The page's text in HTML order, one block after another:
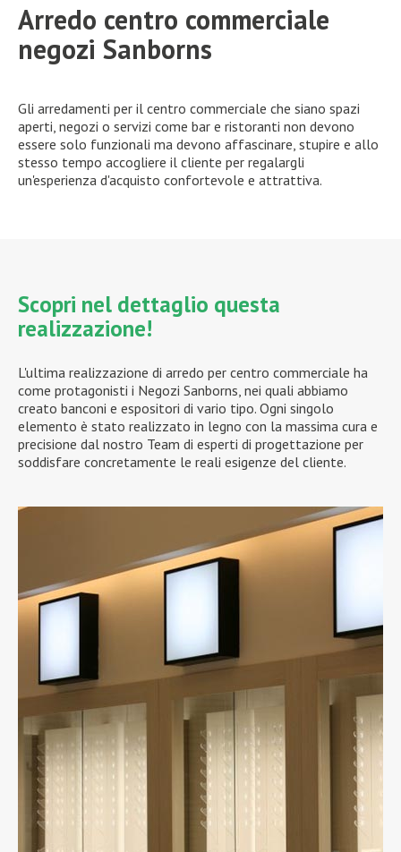
Arredo centro commerciale
negozi Sanborns
Gli arredamenti per il centro commerciale che siano spazi
aperti, negozi o servizi come bar e ristoranti non devono
essere solo funzionali ma devono affascinare, stupire e allo
stesso tempo accogliere il cliente per regalargli
un'esperienza d'acquisto confortevole e attrattiva.
Scopri nel dettaglio questa
realizzazione!
L'ultima realizzazione di arredo per centro commerciale ha
come protagonisti i Negozi Sanborns, nei quali abbiamo
creato banconi e espositori di vario tipo. Ogni singolo
elemento è stato realizzato in legno con la massima cura e
precisione dal nostro Team di esperti di progettazione per
soddisfare concretamente le reali esigenze del cliente.